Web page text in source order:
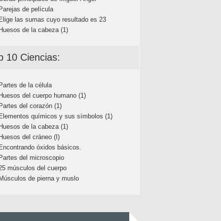
de película
las sumas cuyo resultado es 23
de la cabeza (1)
10 Ciencias:
de la célula
del cuerpo humano (1)
del corazón (1)
químicos y sus símbolos (1)
de la cabeza (1)
del cráneo (I)
óxidos básicos.
del microscopio
músculos del cuerpo
de pierna y muslo